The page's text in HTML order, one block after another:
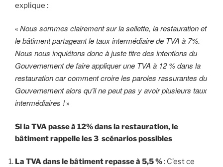
explique :
« Nous sommes clairement sur la sellette, la restauration et
le bâtiment partageant le taux intermédiaire de TVA à 7%.
Nous nous inquiétons donc à juste titre des intentions du
Gouvernement de faire appliquer une TVA à 12 % dans la
restauration car comment croire les paroles rassurantes du
Gouvernement alors qu’il ne peut pas y avoir plusieurs taux
intermédiaires !»
Si la TVA passe à 12% dans la restauration, le
bâtiment rappelle les 3 scénarios possibles
La TVA dans le bâtiment repasse à 5,5 %: C’est ce